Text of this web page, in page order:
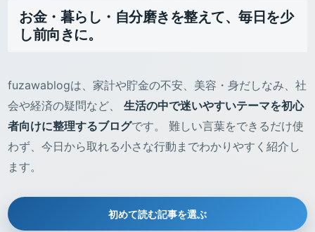
お金・暮らし・自分磨きを整えて、毎日を少
し前向きに。
fuzawablogは、家計や貯金の不安、美容・身だしなみ、社
会や経済の疑問など、 生活の中で迷いやすいテーマを初心
者向けに整理するブログです。 難しい言葉をできるだけ使
わず、今日から取れる小さな行動までわかりやすく紹介し
ます。
初めて読む記事を選ぶ